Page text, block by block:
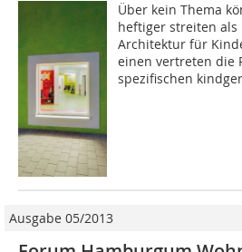
Über kein Thema
heftiger streiten als
Architektur für
einen vertreten die
spezifischen
Ausgabe 05/2013